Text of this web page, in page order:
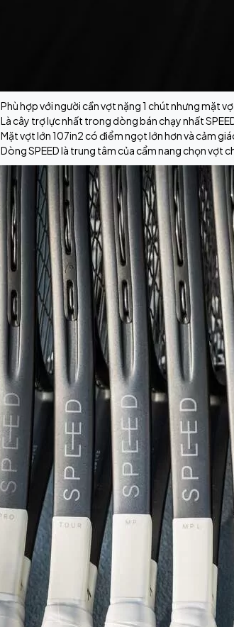
Phù hợp với người cần vợt nặng 1 chút nhưng mặt
Là cây trợ lực nhất trong dòng bán chạy nhất
Mặt vợt lớn 107in2 có điểm ngọt lớn hơn và cảm
Dòng SPEED là trung tâm của cẩm nang chọn vợt